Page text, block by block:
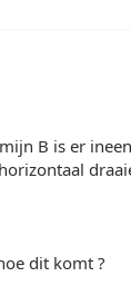
B is er
dit komt ?